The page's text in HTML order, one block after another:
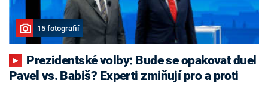
15 fotografií
Pavel vs. Babiš? Experti zmiňují pro a proti